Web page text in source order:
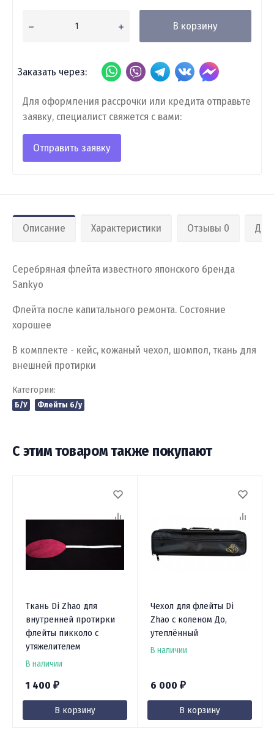
В корзину
Заказать через:
Для оформления рассрочки или кредита отправьте
заявку, специалист свяжется с вами:
Отправить заявку
Описание Характеристики Отзывы 0
Серебряная флейта известного японского бренда
Sankyo
Флейта после капитального ремонта. Состояние
хорошее
В комплекте - кейс, кожаный чехол, шомпол, ткань для
внешней протирки
Категории:
Б/У Флейты б/у
С этим товаром также покупают
Ткань Di Zhao для
внутренней протирки
флейты пикколо c
утяжелителем
В наличии
1 400 ₽
В корзину
Чехол для флейты Di
Zhao с коленом До,
утеплённый
В наличии
6 000 ₽
В корзину